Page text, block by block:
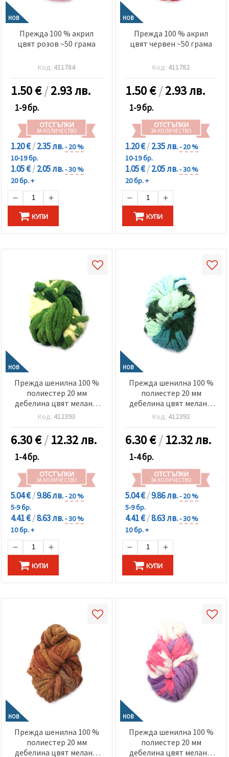
НОВ
Прежда 100 % акрил
цвят розов ~50 грама
Код: 411784
1.50€/2.93 лв.
1-9 бр.
ОТСТЪПКИ
ЗА КОЛИЧЕСТВО
1.20 €/2.35 лв.- 20 %
10-19 бр.
1.05 €/2.05 лв.- 30 %
20 бр. +
КУПИ
НОВ
Прежда 100 % акрил
цвят червен ~50 грама
Код: 411782
1.50€/2.93 лв.
1-9 бр.
ОТСТЪПКИ
ЗА КОЛИЧЕСТВО
1.20 €/2.35 лв.- 20 %
10-19 бр.
1.05 €/2.05 лв.- 30 %
20 бр. +
КУПИ
НОВ
Прежда шенилна 100 %
полиестер 20 мм
дебелина цвят меланж
зелен, жълт ~240 грама
-25 метра
Код: 412393
6.30€/12.32 лв.
1-4 бр.
ОТСТЪПКИ
ЗА КОЛИЧЕСТВО
5.04 €/9.86 лв.- 20 %
5-9 бр.
4.41 €/8.63 лв.- 30 %
10 бр. +
КУПИ
НОВ
Прежда шенилна 100 %
полиестер 20 мм
дебелина цвят меланж
син, зелен, мента ~240
Код: 412392
6.30€/12.32 лв.
1-4 бр.
ОТСТЪПКИ
ЗА КОЛИЧЕСТВО
5.04 €/9.86 лв.- 20 %
5-9 бр.
4.41 €/8.63 лв.- 30 %
10 бр. +
КУПИ
НОВ
Прежда шенилна 100 %
полиестер 20 мм
дебелина цвят меланж
НОВ
Прежда шенилна 100 %
полиестер 20 мм
дебелина цвят меланж